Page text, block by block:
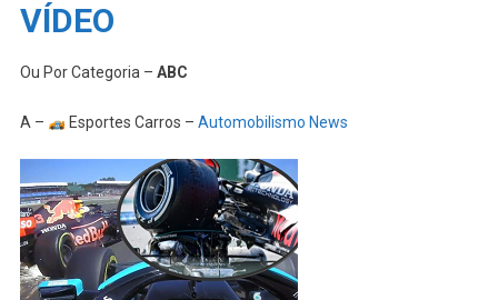
VÍDEO
Ou Por Categoria – ABC
A – Esportes Carros – Automobilismo News